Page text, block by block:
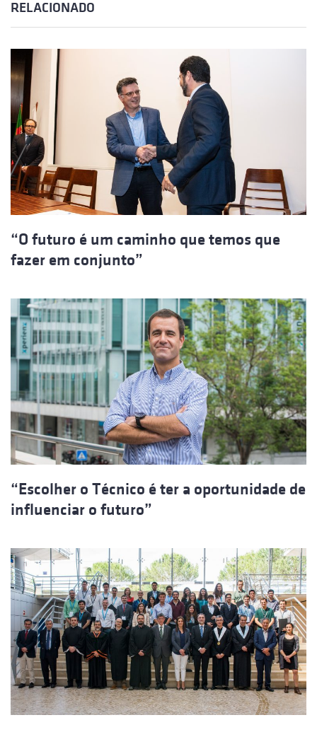
RELACIONADO
“O futuro é um caminho que temos que
fazer em conjunto”
“Escolher o Técnico é ter a oportunidade de
influenciar o futuro”